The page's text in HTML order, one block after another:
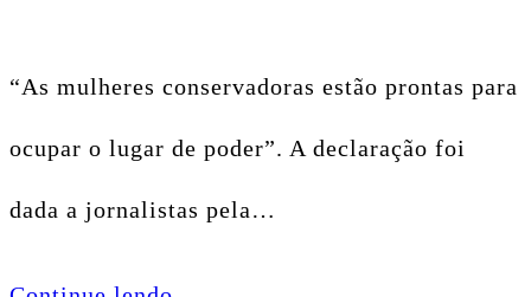
“As mulheres conservadoras estão prontas para
ocupar o lugar de poder”. A declaração foi
dada a jornalistas pela…